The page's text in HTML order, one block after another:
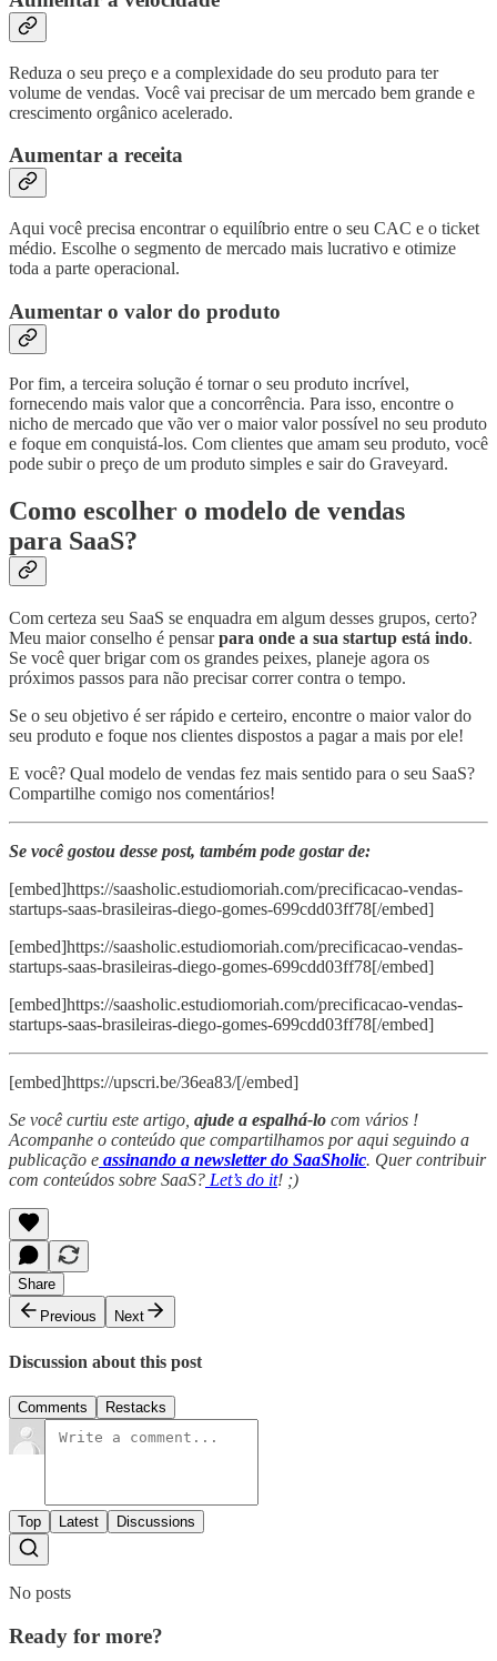
Reduza o seu preço e a complexidade do seu produto para ter
volume de vendas. Você vai precisar de um mercado bem grande e
crescimento orgânico acelerado.
Aumentar a receita
Aqui você precisa encontrar o equilíbrio entre o seu CAC e o ticket
médio. Escolhe o segmento de mercado mais lucrativo e otimize
toda a parte operacional.
Aumentar o valor do produto
Por fim, a terceira solução é tornar o seu produto incrível,
fornecendo mais valor que a concorrência. Para isso, encontre o
nicho de mercado que vão ver o maior valor possível no seu produto
e foque em conquistá-los. Com clientes que amam seu produto, você
pode subir o preço de um produto simples e sair do Graveyard.
Como escolher o modelo de vendas
para SaaS?
Com certeza seu SaaS se enquadra em algum desses grupos, certo?
Meu maior conselho é pensarpara onde a sua startup está indo.
Se você quer brigar com os grandes peixes, planeje agora os
próximos passos para não precisar correr contra o tempo.
Se o seu objetivo é ser rápido e certeiro, encontre o maior valor do
seu produto e foque nos clientes dispostos a pagar a mais por ele!
E você? Qual modelo de vendas fez mais sentido para o seu SaaS?
Compartilhe comigo nos comentários!
Se você gostou desse post, também pode gostar de:
[embed]https://saasholic.estudiomoriah.com/precificacao-vendas-
startups-saas-brasileiras-diego-gomes-699cdd03ff78[/embed]
[embed]https://saasholic.estudiomoriah.com/precificacao-vendas-
startups-saas-brasileiras-diego-gomes-699cdd03ff78[/embed]
[embed]https://saasholic.estudiomoriah.com/precificacao-vendas-
startups-saas-brasileiras-diego-gomes-699cdd03ff78[/embed]
[embed]https://upscri.be/36ea83/[/embed]
Se você curtiu este artigo, ajude a espalhá-lo com vários !
Acompanhe o conteúdo que compartilhamos por aqui seguindo a
publicação e assinando a newsletter do SaaSholic. Quer contribuir
com conteúdos sobre SaaS? Let’s do it! ;)
Share
Previous
Next
Discussion about this post
Comments Restacks
Top Latest Discussions
No posts
Ready for more?